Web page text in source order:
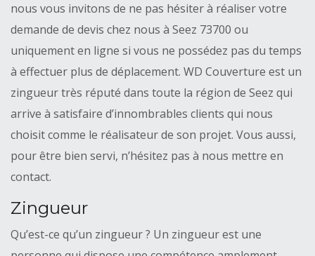
nous vous invitons de ne pas hésiter à réaliser votre
demande de devis chez nous à Seez 73700 ou
uniquement en ligne si vous ne possédez pas du temps
à effectuer plus de déplacement. WD Couverture est un
zingueur très réputé dans toute la région de Seez qui
arrive à satisfaire d’innombrables clients qui nous
choisit comme le réalisateur de son projet. Vous aussi,
pour être bien servi, n’hésitez pas à nous mettre en
contact.
Zingueur
Qu’est-ce qu’un zingueur ? Un zingueur est une